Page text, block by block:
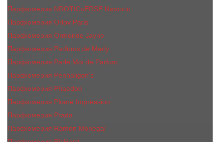
Парфюмерия NROTICuERSE Narcotic
Парфюмерия Orlov Paris
Парфюмерия Ormonde Jayne
Парфюмерия Parfums de Marly
Парфюмерия Parle Moi de Parfum
Парфюмерия Penhaligon's
Парфюмерия Phaedon
Парфюмерия Plume Impression
Парфюмерия Prada
Парфюмерия Ramon Monegal